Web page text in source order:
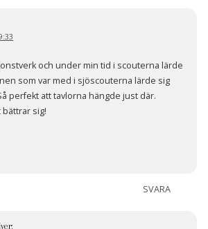
och under min tid i scouterna lärde
som var med i sjöscouterna lärde sig
perfekt att tavlorna hängde just där.
sig!
SVARA